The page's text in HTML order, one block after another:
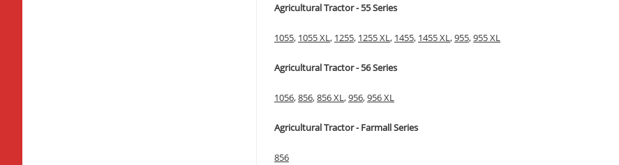
Agricultural Tractor - 55 Series
1055, 1055 XL, 1255, 1255 XL, 1455, 1455 XL,955,955 XL
Agricultural Tractor - 56 Series
1056,856,856 XL,956,956 XL
Agricultural Tractor - Farmall Series
856